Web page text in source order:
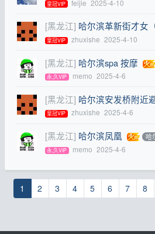
皇冠VIP feijie 2025-4-10
[黑龙江] 哈尔滨革新街才女（
皇冠VIP zhuxishe 2025-4-10
[黑龙江] 哈尔滨spa 按摩
永,久VIP memo 2025-4-6
[黑龙江] 哈尔滨安发桥附近
皇冠VIP zhuxishe 2025-4-6
[黑龙江] 哈尔滨凤凰 哈
永,久VIP memo 2025-4-6
1 2 3 4 5 6 7 8